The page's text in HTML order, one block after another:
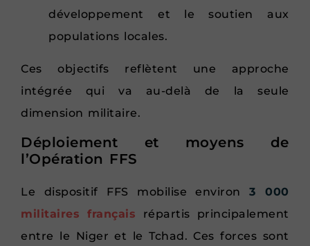
développement et le soutien aux
populations locales.
Ces objectifs reflètent une approche
intégrée qui va au-delà de la seule
dimension militaire.
Déploiement et moyens de
l’Opération FFS
Le dispositif FFS mobilise environ3 000
militaires français répartis principalement
entre le Niger et le Tchad. Ces forces sont